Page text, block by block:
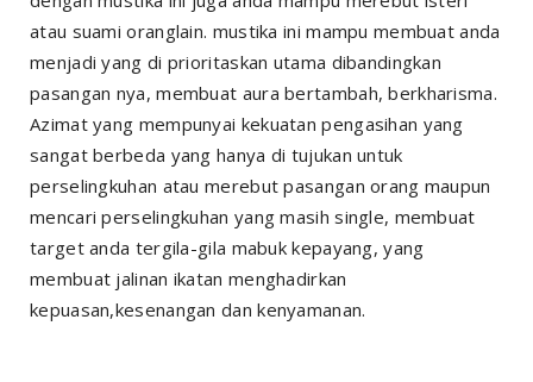
atau suami oranglain. mustika ini mampu membuat anda
menjadi yang di prioritaskan utama dibandingkan
pasangan nya, membuat aura bertambah, berkharisma.
Azimat yang mempunyai kekuatan pengasihan yang
sangat berbeda yang hanya di tujukan untuk
perselingkuhan atau merebut pasangan orang maupun
mencari perselingkuhan yang masih single, membuat
target anda tergila-gila mabuk kepayang, yang
membuat jalinan ikatan menghadirkan
kepuasan,kesenangan dan kenyamanan.